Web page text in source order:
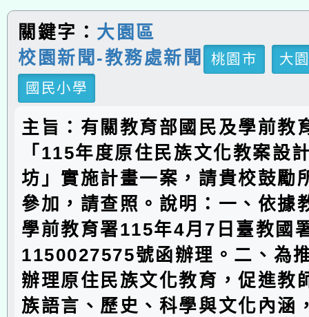
關鍵字： 大園區
校園新聞-教務處新聞
桃園市
大
國民小學
主旨：有關教育部國民及學前教
「115年度原住民族文化教案設
坊」實施計畫一案，請貴校鼓勵
參加，請查照。說明：一、依據
學前教育署115年4月7日臺教國
1150027575號函辦理。二、為
辦理原住民族文化教育，促進教
族語言、歷史、科學與文化內涵